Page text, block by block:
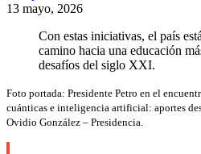
13 mayo, 2026
Con estas iniciativas, el país
camino hacia una educación
desafíos del siglo XXI.
Foto portada: Presidente Petro en el
cuánticas e inteligencia artificial: aportes
Ovidio González – Presidencia.